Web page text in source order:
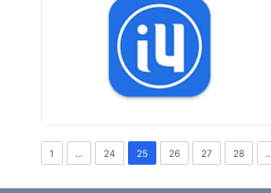
1 ... 24 25 26 27 28